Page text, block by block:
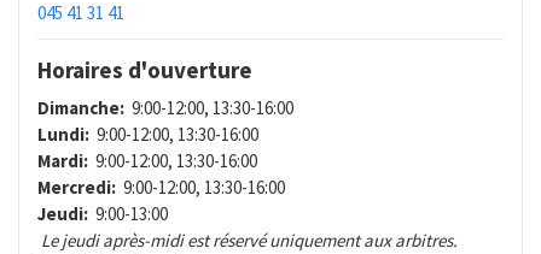
045 41 31 41
Horaires d'ouverture
Dimanche: 9:00-12:00, 13:30-16:00
Lundi: 9:00-12:00, 13:30-16:00
Mardi: 9:00-12:00, 13:30-16:00
Mercredi: 9:00-12:00, 13:30-16:00
Jeudi: 9:00-13:00
Le jeudi après-midi est réservé uniquement aux arbitres.